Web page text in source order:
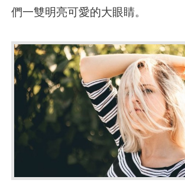
們一雙明亮可愛的大眼睛。